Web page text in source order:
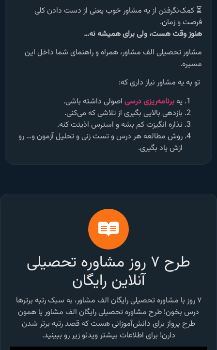
⏳ کمک‌نگرفتن از یه مشاور خوب یعنی از دست دادن کلی
فرصت و زمان.
هنوز وقت هست، ولی برای همیشه نه…
مشاور تحصیلی الف مشاور، همراه و راهنمای شما داخل این
مسیره.
تو به یه مشاور نیاز داری که:
یهبرنامه‌ریزی درسی اصولی داشته باشی.
بازدهی بالایی بگیری از تلاشی که می‌کنی.
نذاره انگیزت کم بشه و استرس اذیتت کنه.
روش مطالعه هر درس و تست زنی و تحلیل آزمون و… رو
ازش یاد بگیری.
طرح ۷ روز مشاوره تحصیلی
آنلاین رایگان
۷ روز با مشاوره تحصیلی رایگان الف مشاور، به سبک رتبه برترها
درس بخون! طرح مشاوره تحصیلی رایگان الف مشاور یا همون
طرح پرواز برای دانش‌آموزانی هست که قصد رتبه برتر شدن
دارن! برای اطلاعات بیشتر ویدئو زیر رو ببینید.